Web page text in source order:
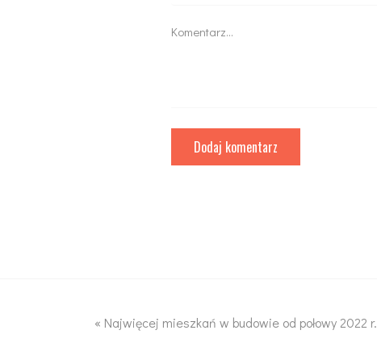
« Najwięcej mieszkań w budowie od połowy 2022 r.